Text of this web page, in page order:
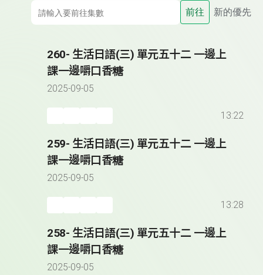
前往 新的優先
260- 生活日語(三) 單元五十二 一邊上
課一邊嚼口香糖
2025-09-05
13:22
259- 生活日語(三) 單元五十二 一邊上
課一邊嚼口香糖
2025-09-05
13:28
258- 生活日語(三) 單元五十二 一邊上
課一邊嚼口香糖
2025-09-05